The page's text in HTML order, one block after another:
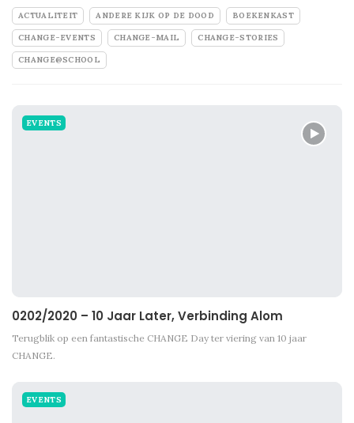
ACTUALITEIT ANDERE KIJK OP DE DOOD BOEKENKAST
CHANGE-EVENTS CHANGE-MAIL CHANGE-STORIES
CHANGE@SCHOOL
EVENTS
0202/2020 – 10 Jaar Later, Verbinding Alom
Terugblik op een fantastische CHANGE Day ter viering van 10 jaar
CHANGE.
EVENTS